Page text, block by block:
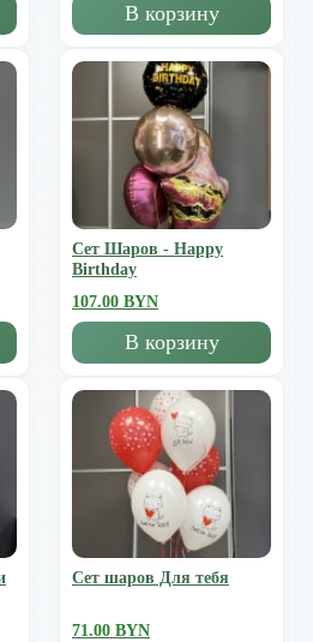
В корзину
Сет Шаров - Happy
Birthday
107.00 BYN
В корзину
Сет шаров Для тебя
71.00 BYN